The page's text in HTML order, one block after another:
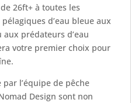
26ft+ à toutes les
d’eau bleue aux
prédateurs d’eau
votre premier choix pour
l’équipe de pêche
Design sont non